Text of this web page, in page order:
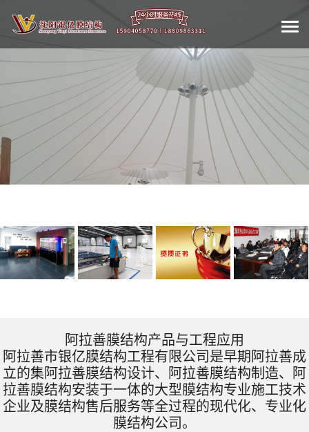
阿拉善膜结构产品与工程应用
阿拉善市银亿膜结构工程有限公司是早期阿拉善成
立的集阿拉善膜结构设计、阿拉善膜结构制造、阿
拉善膜结构安装于一体的大型膜结构专业施工技术
企业及膜结构售后服务等全过程的现代化、专业化
膜结构公司。